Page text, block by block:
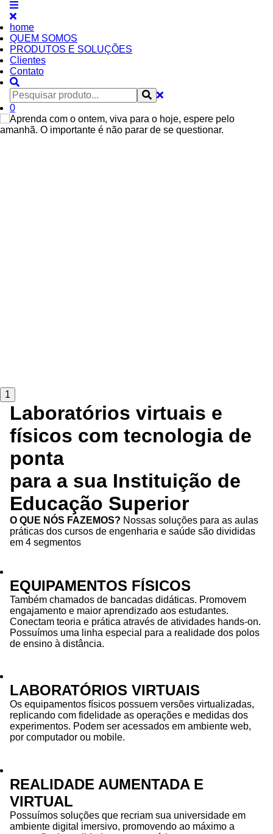
home
QUEM SOMOS
PRODUTOS E SOLUÇÕES
Clientes
Contato
0
1
Laboratórios virtuais e
físicos com tecnologia de
ponta
para a sua Instituição de
Educação Superior
O QUE NÓS FAZEMOS? Nossas soluções para as aulas
práticas dos cursos de engenharia e saúde são divididas
em 4 segmentos
EQUIPAMENTOS FÍSICOS
Também chamados de bancadas didáticas. Promovem
engajamento e maior aprendizado aos estudantes.
Conectam teoria e prática através de atividades hands-on.
Possuímos uma linha especial para a realidade dos polos
de ensino à distância.
LABORATÓRIOS VIRTUAIS
Os equipamentos físicos possuem versões virtualizadas,
replicando com fidelidade as operações e medidas dos
experimentos. Podem ser acessados em ambiente web,
por computador ou mobile.
REALIDADE AUMENTADA E
VIRTUAL
Possuímos soluções que recriam sua universidade em
ambiente digital imersivo, promovendo ao máximo a